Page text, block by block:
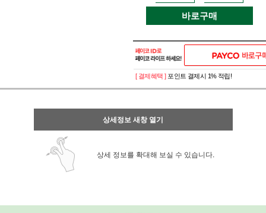
바로구매
[ 결제혜택 ] 포인트 결제시 1% 적립!
상세정보 새창 열기
상세 정보를 확대해 보실 수 있습니다.